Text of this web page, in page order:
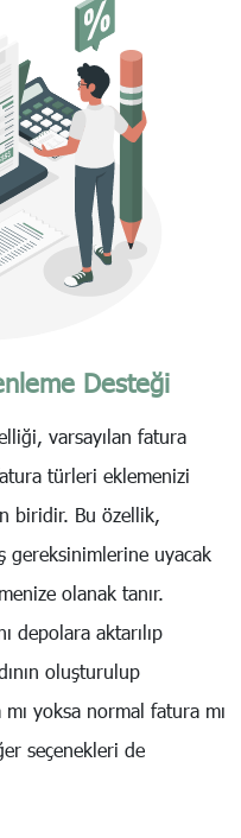
Desteği
varsayılan fatura
türleri eklemenizi
biridir. Bu özellik,
gereksinimlerine uyacak
olanak tanır.
depolara aktarılıp
oluşturulup
yoksa normal fatura mı
seçenekleri de